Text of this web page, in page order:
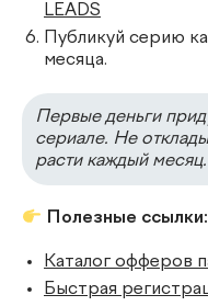
LEADS
Публикуй серию
месяца.
Первые деньги
сериале. Не
расти каждый месяц.
Полезные ссылки:
Каталог офферов
Быстрая